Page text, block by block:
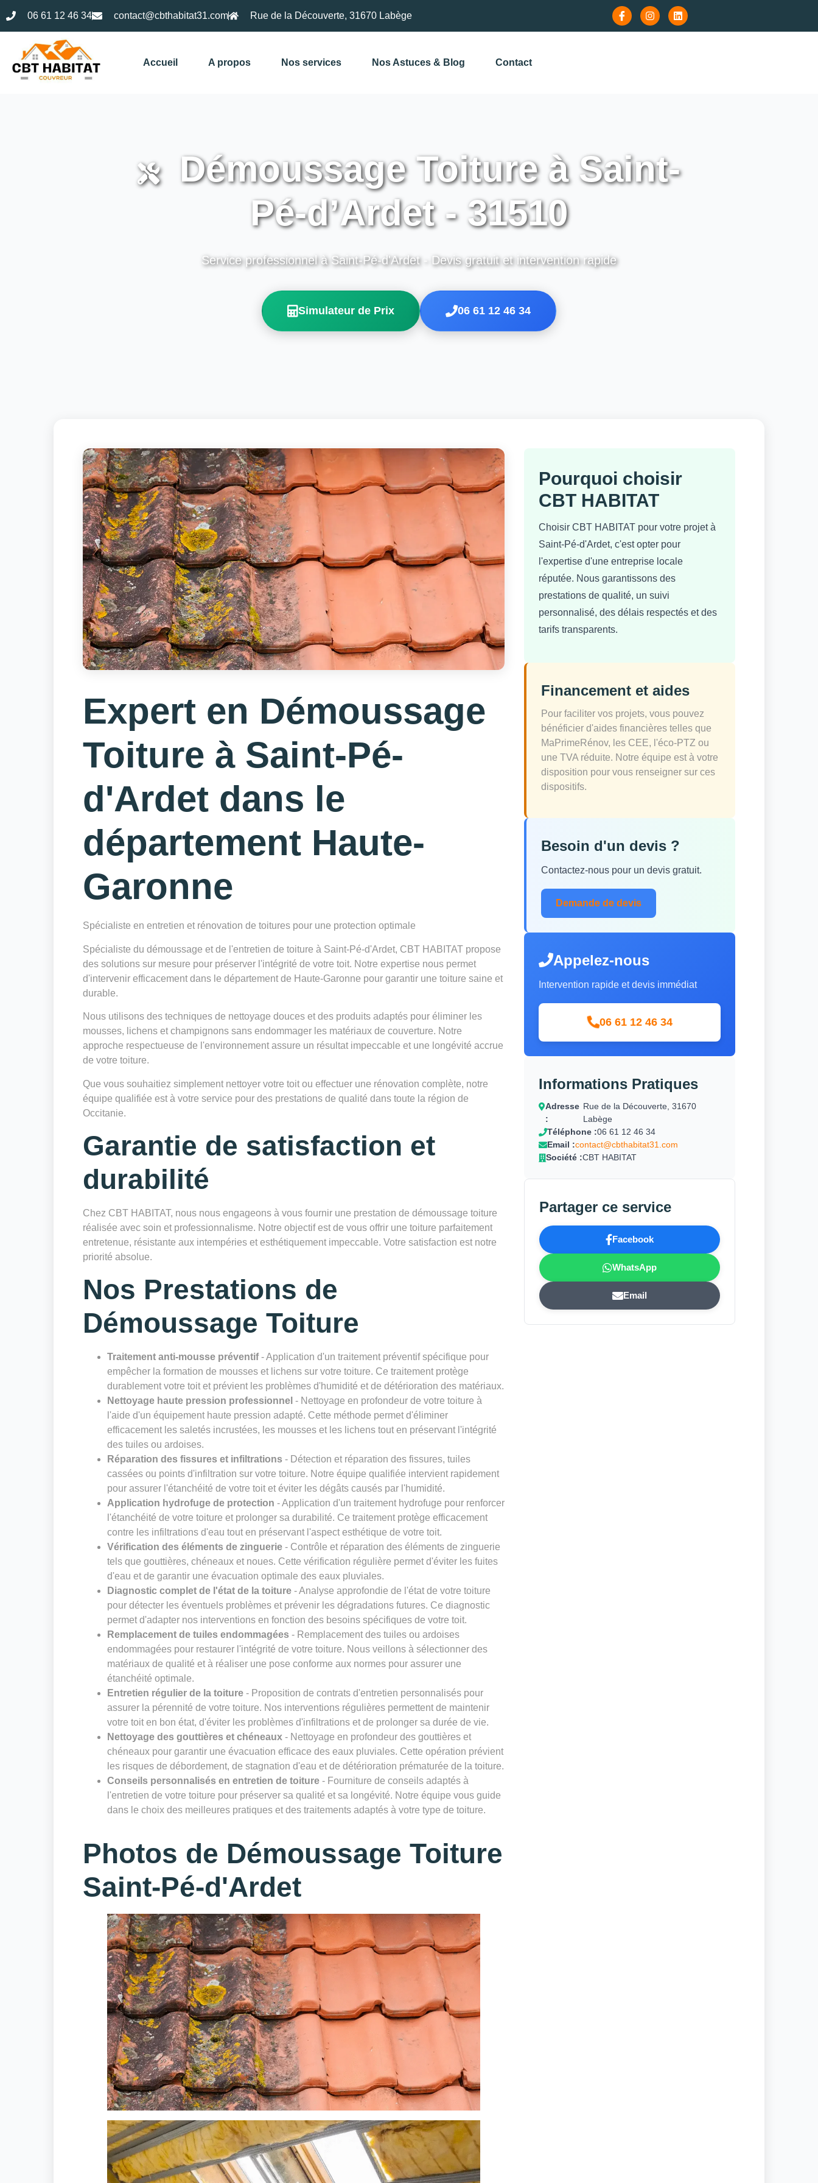
06 61 12 46 34 contact@cbthabitat31.com Rue de la Découverte, 31670 Labège
Accueil A propos Nos services Nos Astuces & Blog Contact
Démoussage Toiture à Saint-
Pé-d’Ardet - 31510
Service professionnel à Saint-Pé-d'Ardet - Devis gratuit et intervention rapide
Simulateur de Prix 06 61 12 46 34
Expert en Démoussage
Toiture à Saint-Pé-
d'Ardet dans le
département Haute-
Garonne
Spécialiste en entretien et rénovation de toitures pour une protection optimale
Spécialiste du démoussage et de l'entretien de toiture à Saint-Pé-d'Ardet, CBT HABITAT propose
des solutions sur mesure pour préserver l'intégrité de votre toit. Notre expertise nous permet
d'intervenir efficacement dans le département de Haute-Garonne pour garantir une toiture saine et
durable.
Nous utilisons des techniques de nettoyage douces et des produits adaptés pour éliminer les
mousses, lichens et champignons sans endommager les matériaux de couverture. Notre
approche respectueuse de l'environnement assure un résultat impeccable et une longévité accrue
de votre toiture.
Que vous souhaitiez simplement nettoyer votre toit ou effectuer une rénovation complète, notre
équipe qualifiée est à votre service pour des prestations de qualité dans toute la région de
Occitanie.
Garantie de satisfaction et
durabilité
Chez CBT HABITAT, nous nous engageons à vous fournir une prestation de démoussage toiture
réalisée avec soin et professionnalisme. Notre objectif est de vous offrir une toiture parfaitement
entretenue, résistante aux intempéries et esthétiquement impeccable. Votre satisfaction est notre
priorité absolue.
Nos Prestations de
Démoussage Toiture
Traitement anti-mousse préventif- Application d'un traitement préventif spécifique pour
empêcher la formation de mousses et lichens sur votre toiture. Ce traitement protège
durablement votre toit et prévient les problèmes d'humidité et de détérioration des matériaux.
Nettoyage haute pression professionnel - Nettoyage en profondeur de votre toiture à
l'aide d'un équipement haute pression adapté. Cette méthode permet d'éliminer
efficacement les saletés incrustées, les mousses et les lichens tout en préservant l'intégrité
des tuiles ou ardoises.
Réparation des fissures et infiltrations - Détection et réparation des fissures, tuiles
cassées ou points d'infiltration sur votre toiture. Notre équipe qualifiée intervient rapidement
pour assurer l'étanchéité de votre toit et éviter les dégâts causés par l'humidité.
Application hydrofuge de protection - Application d'un traitement hydrofuge pour renforcer
l'étanchéité de votre toiture et prolonger sa durabilité. Ce traitement protège efficacement
contre les infiltrations d'eau tout en préservant l'aspect esthétique de votre toit.
Vérification des éléments de zinguerie - Contrôle et réparation des éléments de zinguerie
tels que gouttières, chéneaux et noues. Cette vérification régulière permet d'éviter les fuites
d'eau et de garantir une évacuation optimale des eaux pluviales.
Diagnostic complet de l'état de la toiture - Analyse approfondie de l'état de votre toiture
pour détecter les éventuels problèmes et prévenir les dégradations futures. Ce diagnostic
permet d'adapter nos interventions en fonction des besoins spécifiques de votre toit.
Remplacement de tuiles endommagées - Remplacement des tuiles ou ardoises
endommagées pour restaurer l'intégrité de votre toiture. Nous veillons à sélectionner des
matériaux de qualité et à réaliser une pose conforme aux normes pour assurer une
étanchéité optimale.
Entretien régulier de la toiture - Proposition de contrats d'entretien personnalisés pour
assurer la pérennité de votre toiture. Nos interventions régulières permettent de maintenir
votre toit en bon état, d'éviter les problèmes d'infiltrations et de prolonger sa durée de vie.
Nettoyage des gouttières et chéneaux - Nettoyage en profondeur des gouttières et
chéneaux pour garantir une évacuation efficace des eaux pluviales. Cette opération prévient
les risques de débordement, de stagnation d'eau et de détérioration prématurée de la toiture.
Conseils personnalisés en entretien de toiture - Fourniture de conseils adaptés à
l'entretien de votre toiture pour préserver sa qualité et sa longévité. Notre équipe vous guide
dans le choix des meilleures pratiques et des traitements adaptés à votre type de toiture.
Photos de Démoussage Toiture
Saint-Pé-d'Ardet
Pourquoi choisir
CBT HABITAT
Choisir CBT HABITAT pour votre projet à
Saint-Pé-d'Ardet, c'est opter pour
l'expertise d'une entreprise locale
réputée. Nous garantissons des
prestations de qualité, un suivi
personnalisé, des délais respectés et des
tarifs transparents.
Financement et aides
Pour faciliter vos projets, vous pouvez
bénéficier d'aides financières telles que
MaPrimeRénov, les CEE, l'éco-PTZ ou
une TVA réduite. Notre équipe est à votre
disposition pour vous renseigner sur ces
dispositifs.
Besoin d'un devis ?
Contactez-nous pour un devis gratuit.
Demande de devis
Appelez-nous
Intervention rapide et devis immédiat
06 61 12 46 34
Informations Pratiques
Adresse
:
Rue de la Découverte, 31670
Labège
Téléphone :06 61 12 46 34
Email :contact@cbthabitat31.com
Société :CBT HABITAT
Partager ce service
Facebook
WhatsApp
Email